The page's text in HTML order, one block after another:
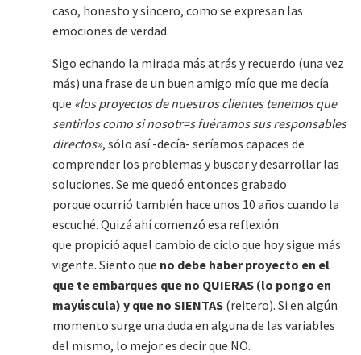
caso, honesto y sincero, como se expresan las
emociones de verdad.
Sigo echando la mirada más atrás y recuerdo (una vez
más) una frase de un buen amigo mío que me decía
que «los proyectos de nuestros clientes tenemos que
sentirlos como si nosotr=s fuéramos sus responsables
directos», sólo así -decía- seríamos capaces de
comprender los problemas y buscar y desarrollar las
soluciones. Se me quedó entonces grabado
porque ocurrió también hace unos 10 años cuando la
escuché. Quizá ahí comenzó esa reflexión
que propició aquel cambio de ciclo que hoy sigue más
vigente. Siento que no debe haber proyecto en el
que te embarques que no QUIERAS (lo pongo en
mayúscula) y que no SIENTAS (reitero). Si en algún
momento surge una duda en alguna de las variables
del mismo, lo mejor es decir que NO.